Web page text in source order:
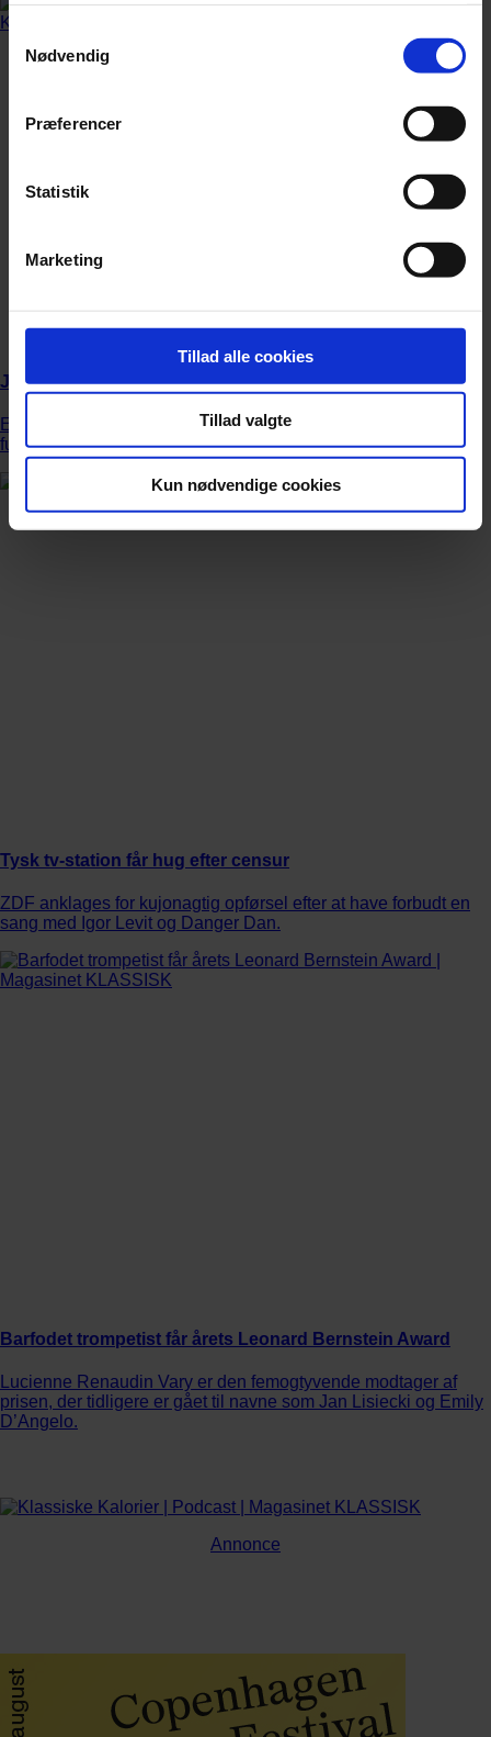
Samtykkevalg
Nødvendig
Præferencer
Statistik
Marketing
Tillad alle cookies
Tillad valgte
Kun nødvendige cookies
Jonas Kaufmann advarer fans mod biografi
En nyudgivet biografi om den tyske tenor Jonas Kaufmann er
fup og fidus.
Tysk tv-station får hug efter censur
ZDF anklages for kujonagtig opførsel efter at have forbudt en
sang med Igor Levit og Danger Dan.
Barfodet trompetist får årets Leonard Bernstein Award
Lucienne Renaudin Vary er den femogtyvende modtager af
prisen, der tidligere er gået til navne som Jan Lisiecki og Emily
D’Angelo.
Annonce